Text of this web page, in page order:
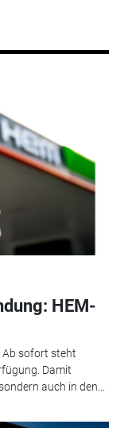
HEM-
Ab sofort steht
Damit
auch in den...